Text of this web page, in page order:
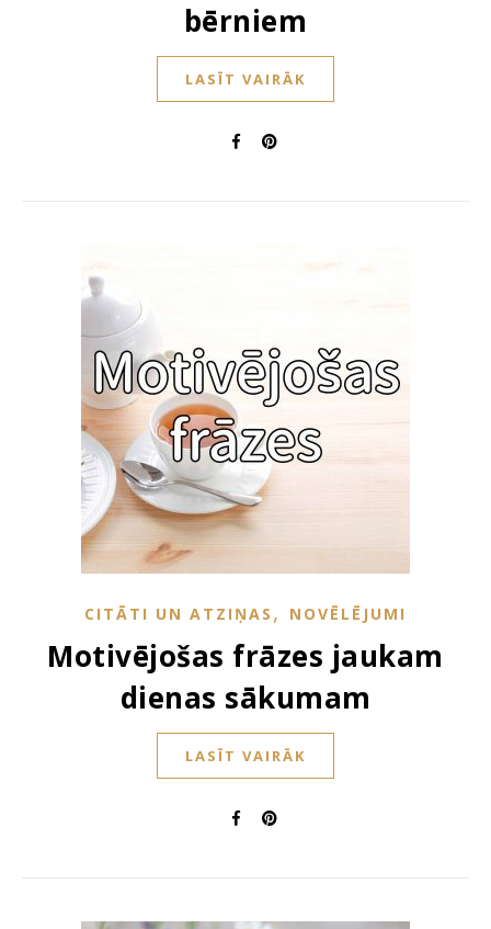
bērniem
LASĪT VAIRĀK
CITĀTI UN ATZIŅAS , NOVĒLĒJUMI
Motivējošas frāzes jaukam
dienas sākumam
LASĪT VAIRĀK